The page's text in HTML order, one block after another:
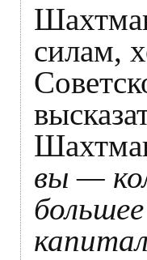
силам,
вы —